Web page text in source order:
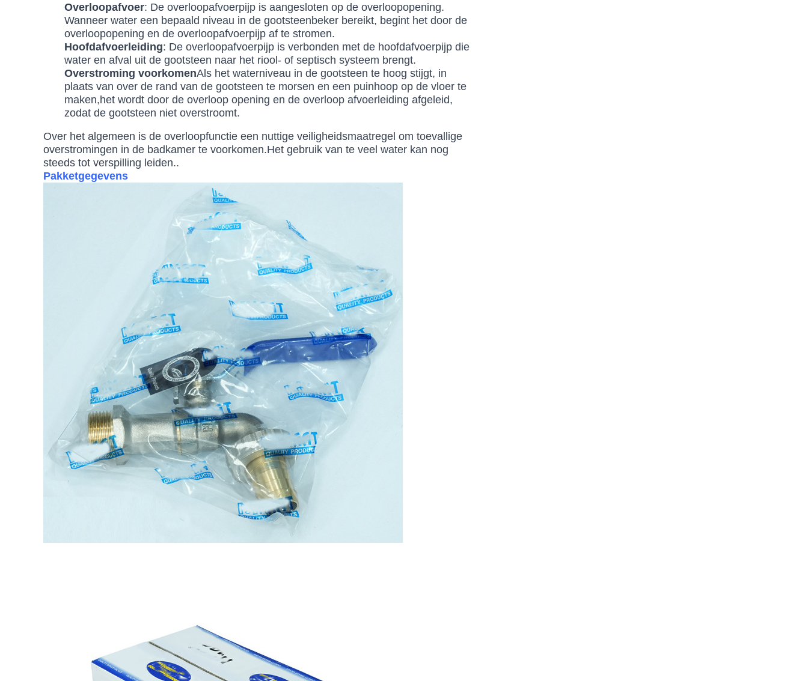
Overloopafvoer: De overloopafvoerpijp is aangesloten op de overloopopening.
Wanneer water een bepaald niveau in de gootsteenbeker bereikt, begint het door de
overloopopening en de overloopafvoerpijp af te stromen.
Hoofdafvoerleiding: De overloopafvoerpijp is verbonden met de hoofdafvoerpijp die
water en afval uit de gootsteen naar het riool- of septisch systeem brengt.
Overstroming voorkomenAls het waterniveau in de gootsteen te hoog stijgt, in
plaats van over de rand van de gootsteen te morsen en een puinhoop op de vloer te
maken,het wordt door de overloop opening en de overloop afvoerleiding afgeleid,
zodat de gootsteen niet overstroomt.
Over het algemeen is de overloopfunctie een nuttige veiligheidsmaatregel om toevallige
overstromingen in de badkamer te voorkomen.Het gebruik van te veel water kan nog
steeds tot verspilling leiden..
Pakketgegevens